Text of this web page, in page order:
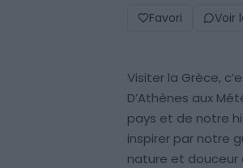
Favori Voir
Visiter la Grèce,
D’Athènes aux
pays et de notre
inspirer par notre
nature et douceur